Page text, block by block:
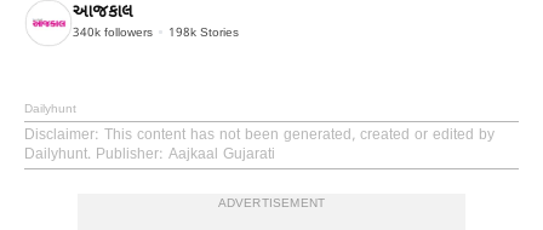
આજકાલ
340k followers 198k Stories
Dailyhunt
Disclaimer: This content has not been generated, created or edited by
Dailyhunt. Publisher: Aajkaal Gujarati
ADVERTISEMENT